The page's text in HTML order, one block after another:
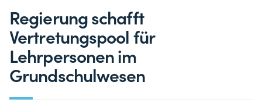
Regierung schafft
Vertretungspool für
Lehrpersonen im
Grundschulwesen